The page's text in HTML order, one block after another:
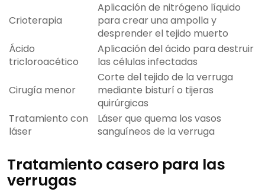
Crioterapia
Aplicación de nitrógeno líquido
para crear una ampolla y
desprender el tejido muerto
Ácido
tricloroacético
Aplicación del ácido para destruir
las células infectadas
Cirugía menor
Corte del tejido de la verruga
mediante bisturí o tijeras
quirúrgicas
Tratamiento con
láser
Láser que quema los vasos
sanguíneos de la verruga
Tratamiento casero para las
verrugas